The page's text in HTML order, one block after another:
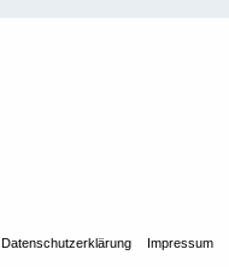
Datenschutzerklärung Impressum